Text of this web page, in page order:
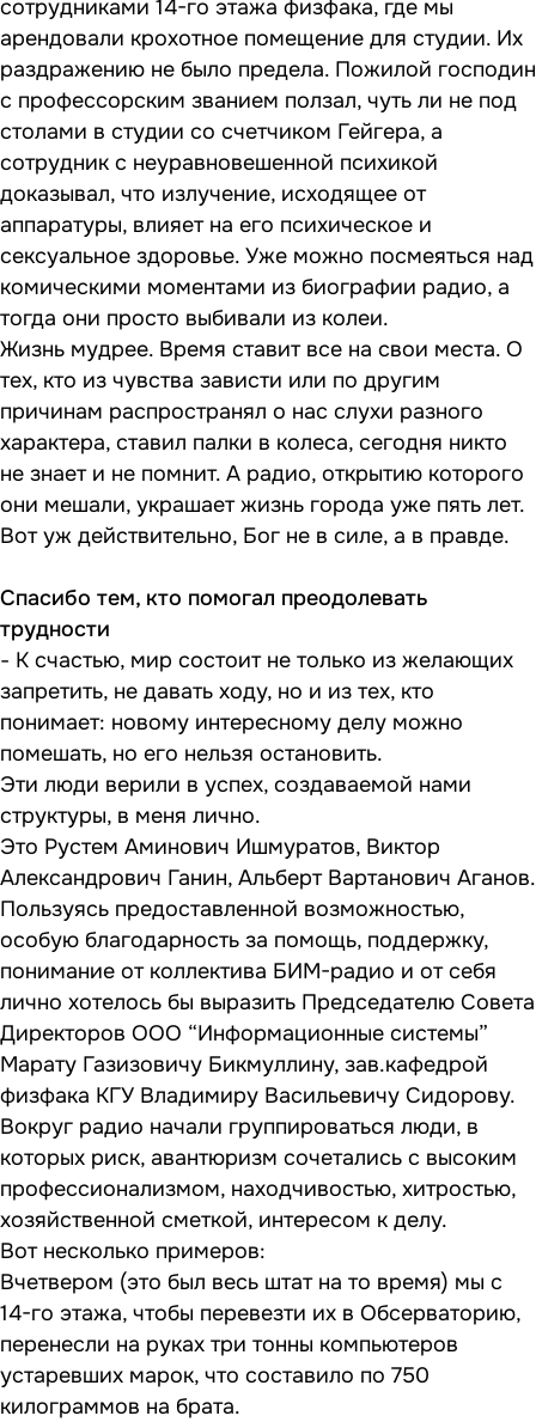
сотрудниками 14-го этажа физфака, где мы
арендовали крохотное помещение для студии. Их
раздражению не было предела. Пожилой господин
с профессорским званием ползал, чуть ли не под
столами в студии со счетчиком Гейгера, а
сотрудник с неуравновешенной психикой
доказывал, что излучение, исходящее от
аппаратуры, влияет на его психическое и
сексуальное здоровье. Уже можно посмеяться над
комическими моментами из биографии радио, а
тогда они просто выбивали из колеи.
Жизнь мудрее. Время ставит все на свои места. О
тех, кто из чувства зависти или по другим
причинам распространял о нас слухи разного
характера, ставил палки в колеса, сегодня никто
не знает и не помнит. А радио, открытию которого
они мешали, украшает жизнь города уже пять лет.
Вот уж действительно, Бог не в силе, а в правде.
Спасибо тем, кто помогал преодолевать
трудности
- К счастью, мир состоит не только из желающих
запретить, не давать ходу, но и из тех, кто
понимает: новому интересному делу можно
помешать, но его нельзя остановить.
Эти люди верили в успех, создаваемой нами
структуры, в меня лично.
Это Рустем Аминович Ишмуратов, Виктор
Александрович Ганин, Альберт Вартанович Аганов.
Пользуясь предоставленной возможностью,
особую благодарность за помощь, поддержку,
понимание от коллектива БИМ-радио и от себя
лично хотелось бы выразить Председателю Совета
Директоров ООО “Информационные системы”
Марату Газизовичу Бикмуллину, зав.кафедрой
физфака КГУ Владимиру Васильевичу Сидорову.
Вокруг радио начали группироваться люди, в
которых риск, авантюризм сочетались с высоким
профессионализмом, находчивостью, хитростью,
хозяйственной сметкой, интересом к делу.
Вот несколько примеров:
Вчетвером (это был весь штат на то время) мы с
14-го этажа, чтобы перевезти их в Обсерваторию,
перенесли на руках три тонны компьютеров
устаревших марок, что составило по 750
килограммов на брата.